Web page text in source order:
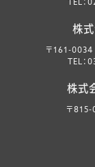
TEL
株
〒161-
TEL
株式
〒